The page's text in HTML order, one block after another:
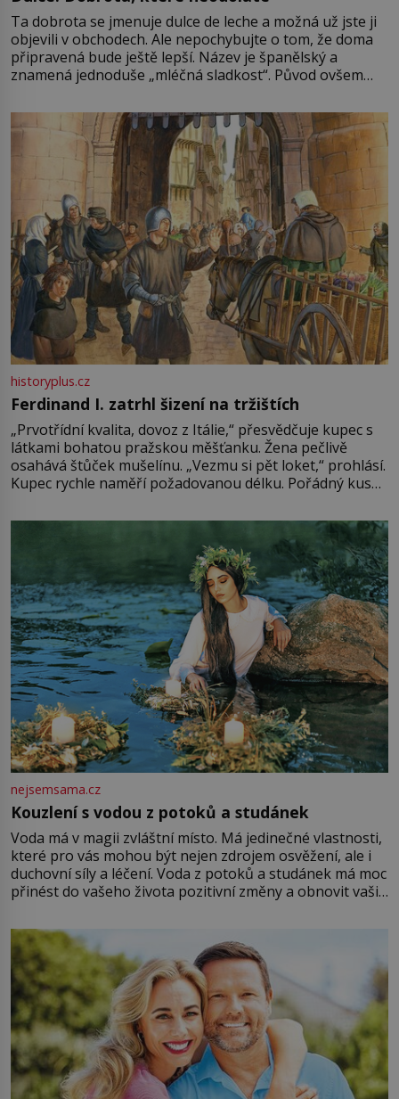
Ta dobrota se jmenuje dulce de leche a možná už jste ji
objevili v obchodech. Ale nepochybujte o tom, že doma
připravená bude ještě lepší. Název je španělský a
znamená jednoduše „mléčná sladkost“. Původ ovšem
pře hned několik latinskoamerických zemí a k tomu
Francie, kde se traduje,
historyplus.cz
Ferdinand I. zatrhl šizení na tržištích
„Prvotřídní kvalita, dovoz z Itálie,“ přesvědčuje kupec s
látkami bohatou pražskou měšťanku. Žena pečlivě
osahává štůček mušelínu. „Vezmu si pět loket,“ prohlásí.
Kupec rychle naměří požadovanou délku. Pořádný kus
milostpaní. Stačí jenom na sukni,“ zhodnotí švadlena
množství růžového mušelínu. „Ošidili vás, podívejte.“
nejsemsama.cz
Kouzlení s vodou z potoků a studánek
Voda má v magii zvláštní místo. Má jedinečné vlastnosti,
které pro vás mohou být nejen zdrojem osvěžení, ale i
duchovní síly a léčení. Voda z potoků a studánek má moc
přinést do vašeho života pozitivní změny a obnovit vaši
můžete obohatit své rituály a přinést do svého života
větší harmonii a klid. Je důležité